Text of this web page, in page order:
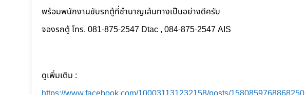
พร้อมพนักงานขับรถตู้ที่ชำนาญเส้นทางเป็นอย่างดีครับ
จองรถตู้ โทร. 081-875-2547 Dtac , 084-875-2547 AIS
ดูเพิ่มเติม :